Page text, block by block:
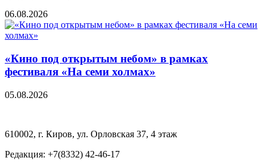
06.08.2026
«Кино под открытым небом» в рамках
фестиваля «На семи холмах»
05.08.2026
610002, г. Киров, ул. Орловская 37, 4 этаж
Редакция: +7(8332) 42-46-17